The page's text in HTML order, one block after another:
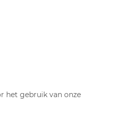
het gebruik van onze